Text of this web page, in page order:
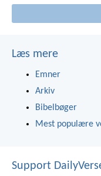
Læs mere
Emner
Arkiv
Bibelbøger
Mest populære
Support